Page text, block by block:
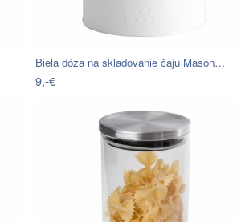
Biela dóza na skladovanie čaju Mason…
9,-€